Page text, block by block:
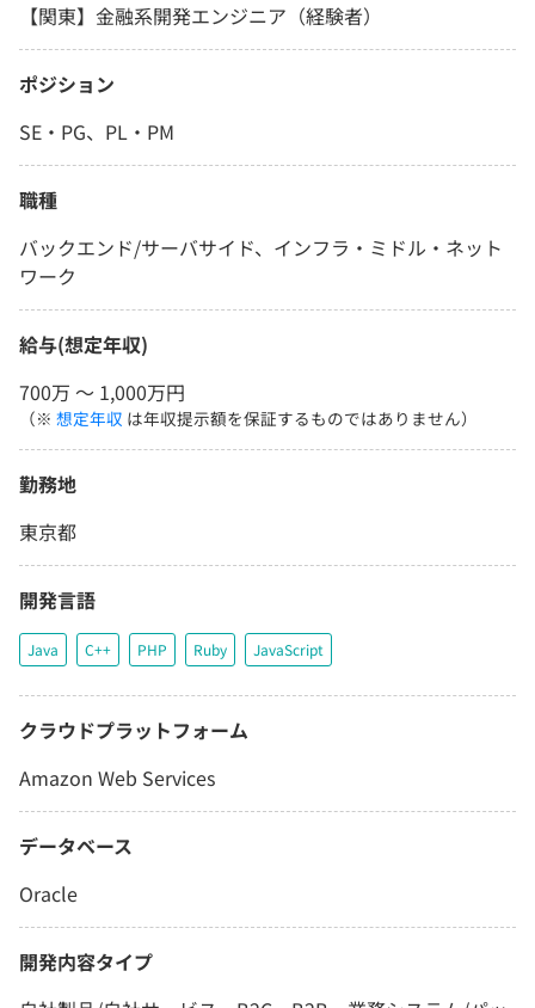
【関東】金融系開発エンジニア（経験者）
ポジション
SE・PG、PL・PM
職種
バックエンド/サーバサイド、インフラ・ミドル・ネット
ワーク
給与(想定年収)
700万 〜 1,000万円
（※ 想定年収 は年収提示額を保証するものではありません）
勤務地
東京都
開発言語
Java C++ PHP Ruby JavaScript
クラウドプラットフォーム
Amazon Web Services
データベース
Oracle
開発内容タイプ